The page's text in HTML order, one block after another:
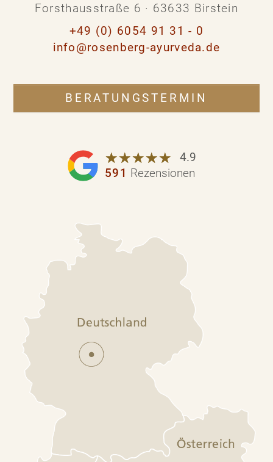
Forsthausstraße 6 · 63633 Birstein
+49 (0) 6054 91 31 - 0
info@rosenberg-ayurveda.de
BERATUNGSTERMIN
☆☆☆☆☆
★★★★★
4.9
591 Rezensionen